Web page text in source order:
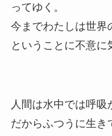
ってゆく。
今までわたしは世界
ということに不意に
人間は水中では呼吸
だからふつうに生き